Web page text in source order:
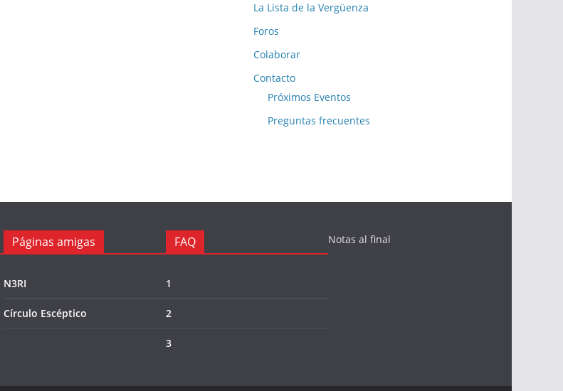
La Lista de la Vergüenza
Foros
Colaborar
Contacto
Próximos Eventos
Preguntas frecuentes
Páginas amigas
N3RI
Círculo Escéptico
FAQ
1
2
3
Notas al final